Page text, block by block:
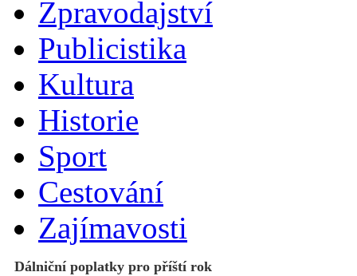
Zpravodajství
Publicistika
Kultura
Historie
Sport
Cestování
Zajímavosti
Dálniční poplatky pro příští rok